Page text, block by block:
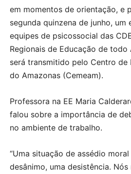
em momentos de orientação, e
segunda quinzena de junho, um
equipes de psicossocial das
Regionais de Educação de todo
será transmitido pelo Centro de
do Amazonas (Cemeam).
Professora na EE Maria
falou sobre a importância de
no ambiente de trabalho.
“Uma situação de assédio
desânimo, uma desistência.